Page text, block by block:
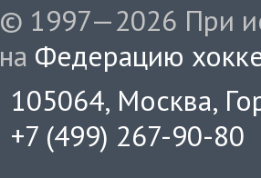
© 1997—2026 При
на Федерацию
105064, Москва,
+7 (499) 267-90-80